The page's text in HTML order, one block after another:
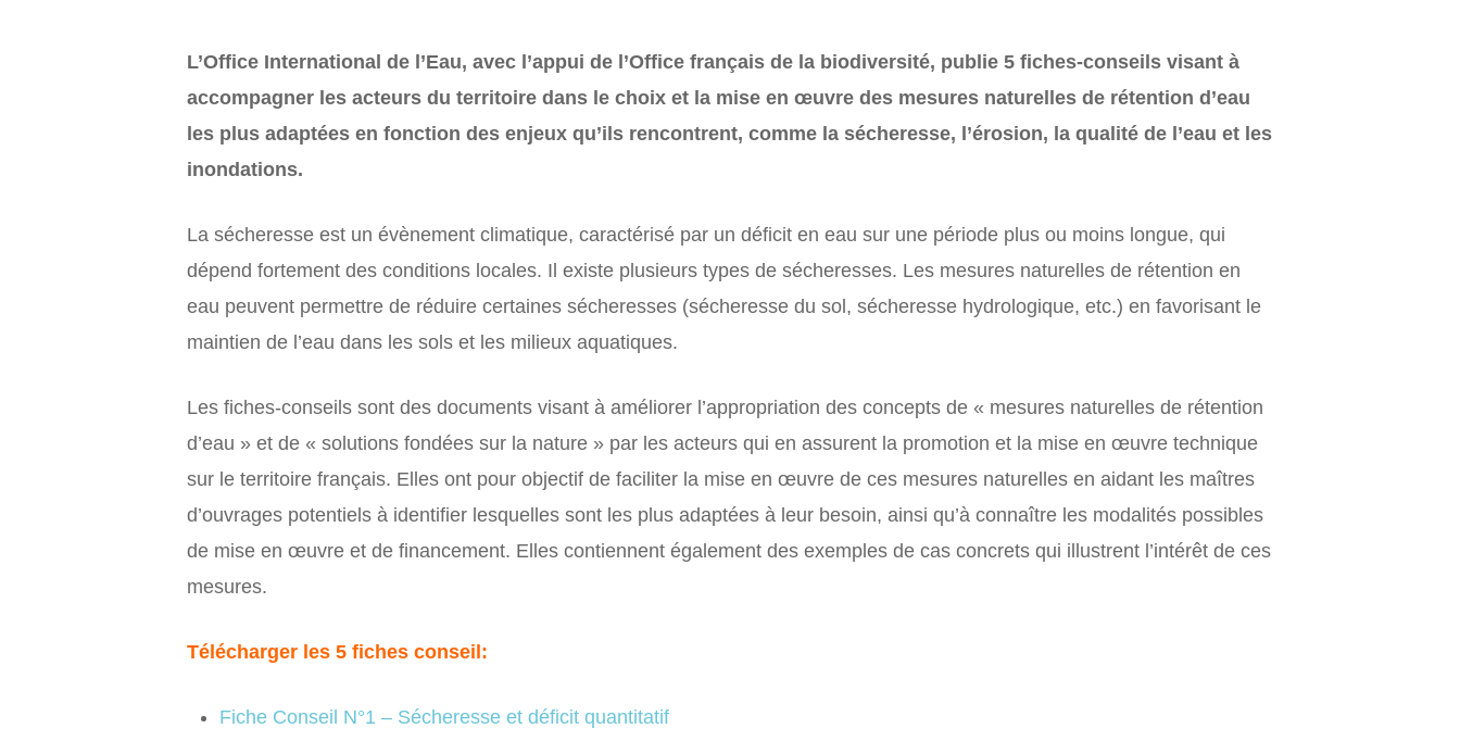
L’Office International de l’Eau, avec l’appui de l’Office français de la biodiversité, publie 5 fiches-conseils visant à
accompagner les acteurs du territoire dans le choix et la mise en œuvre des mesures naturelles de rétention d’eau
les plus adaptées en fonction des enjeux qu’ils rencontrent, comme la sécheresse, l’érosion, la qualité de l’eau et les
inondations.
La sécheresse est un évènement climatique, caractérisé par un déficit en eau sur une période plus ou moins longue, qui
dépend fortement des conditions locales. Il existe plusieurs types de sécheresses. Les mesures naturelles de rétention en
eau peuvent permettre de réduire certaines sécheresses (sécheresse du sol, sécheresse hydrologique, etc.) en favorisant le
maintien de l’eau dans les sols et les milieux aquatiques.
Les fiches-conseils sont des documents visant à améliorer l’appropriation des concepts de « mesures naturelles de rétention
d’eau » et de « solutions fondées sur la nature » par les acteurs qui en assurent la promotion et la mise en œuvre technique
sur le territoire français. Elles ont pour objectif de faciliter la mise en œuvre de ces mesures naturelles en aidant les maîtres
d’ouvrages potentiels à identifier lesquelles sont les plus adaptées à leur besoin, ainsi qu’à connaître les modalités possibles
de mise en œuvre et de financement. Elles contiennent également des exemples de cas concrets qui illustrent l’intérêt de ces
mesures.
Télécharger les 5 fiches conseil:
Fiche Conseil N°1 – Sécheresse et déficit quantitatif